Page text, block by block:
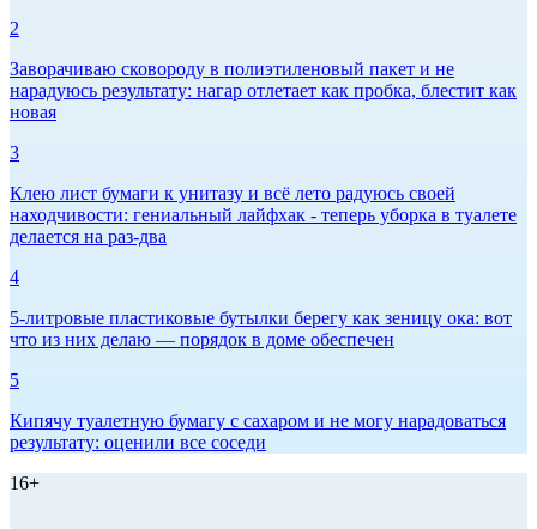
2
Заворачиваю сковороду в полиэтиленовый пакет и не
нарадуюсь результату: нагар отлетает как пробка, блестит как
новая
3
Клею лист бумаги к унитазу и всё лето радуюсь своей
находчивости: гениальный лайфхак - теперь уборка в туалете
делается на раз-два
4
5-литровые пластиковые бутылки берегу как зеницу ока: вот
что из них делаю — порядок в доме обеспечен
5
Кипячу туалетную бумагу с сахаром и не могу нарадоваться
результату: оценили все соседи
16+